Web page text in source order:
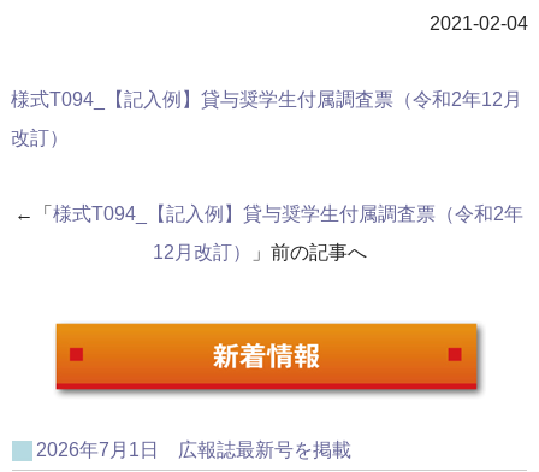
2021-02-04
様式T094_【記入例】貸与奨学生付属調査票（令和2年12月
改訂）
←「様式T094_【記入例】貸与奨学生付属調査票（令和2年
12月改訂）
」前の記事へ
2026年7月1日 広報誌最新号を掲載